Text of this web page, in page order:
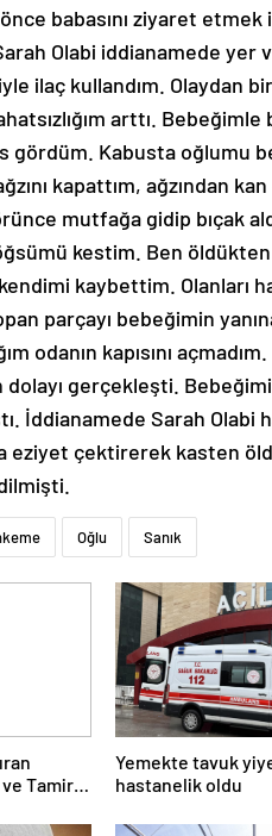
babasını ziyaret etmek
Olabi iddianamede yer
ilaç kullandım. Olaydan
arttı.
gördüm. Kabusta oğlumu
kapattım, ağzından
mutfağa gidip bıçak
kestim. Ben
kaybettim. Olanları
parçayı bebeğimin
odanın kapısını
gerçekleşti.
İddianamede Sarah Olabi
eziyet çektirerek kasten
Oğlu Sanık
Tamirci
Yemekte tavuk
hastanelik oldu